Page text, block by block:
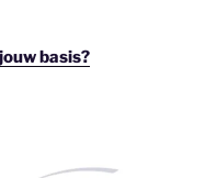
basis?